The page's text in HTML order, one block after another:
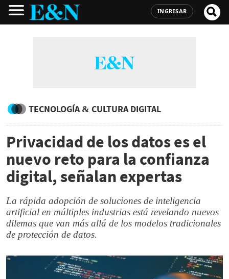
INGRESAR
TECNOLOGÍA & CULTURA DIGITAL
Privacidad de los datos es el
nuevo reto para la confianza
digital, señalan expertas
La rápida adopción de soluciones de inteligencia
artificial en múltiples industrias está revelando nuevos
dilemas que van más allá de los modelos tradicionales
de protección de datos.